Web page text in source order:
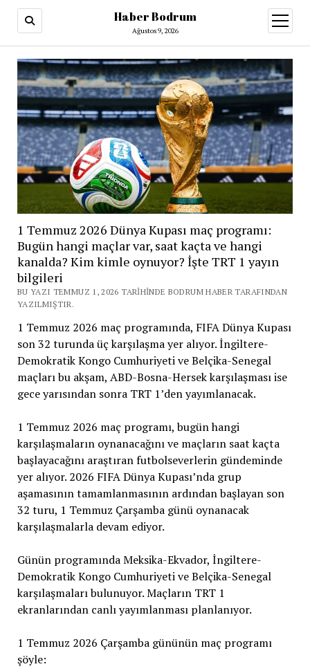
Haber Bodrum
Ağustos 9, 2026
aç
1 Temmuz 2026 Dünya Kupası maç programı:
Bugün hangi maçlar var, saat kaçta ve hangi
kanalda? Kim kimle oynuyor? İşte TRT 1 yayın
bilgileri
BU YAZI TEMMUZ 1, 2026 TARIHINDE BODRUM HABER TARAFINDAN
YAZILMIŞTIR.
1 Temmuz 2026 maç programında, FIFA Dünya Kupası
son 32 turunda üç karşılaşma yer alıyor. İngiltere-
Demokratik Kongo Cumhuriyeti ve Belçika-Senegal
maçları bu akşam, ABD-Bosna-Hersek karşılaşması ise
gece yarısından sonra TRT 1’den yayımlanacak.
1 Temmuz 2026 maç programı, bugün hangi
karşılaşmaların oynanacağını ve maçların saat kaçta
başlayacağını araştıran futbolseverlerin gündeminde
yer alıyor. 2026 FIFA Dünya Kupası’nda grup
aşamasının tamamlanmasının ardından başlayan son
32 turu, 1 Temmuz Çarşamba günü oynanacak
karşılaşmalarla devam ediyor.
Günün programında Meksika-Ekvador, İngiltere-
Demokratik Kongo Cumhuriyeti ve Belçika-Senegal
karşılaşmaları bulunuyor. Maçların TRT 1
ekranlarından canlı yayımlanması planlanıyor.
1 Temmuz 2026 Çarşamba gününün maç programı
şöyle: